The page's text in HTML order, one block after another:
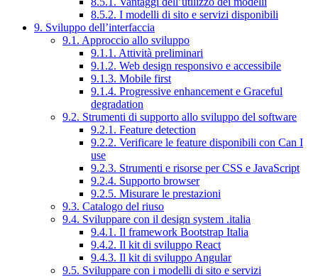
8.5.2. I modelli di sito e servizi disponibili
9. Sviluppo dell’interfaccia
9.1. Approccio allo sviluppo
9.1.1. Attività preliminari
9.1.2. Web design responsivo e accessibile
9.1.3. Mobile first
9.1.4. Progressive enhancement e Graceful
degradation
9.2. Strumenti di supporto allo sviluppo del software
9.2.1. Feature detection
9.2.2. Verificare le feature disponibili con Can I
use
9.2.3. Strumenti e risorse per CSS e JavaScript
9.2.4. Supporto browser
9.2.5. Misurare le prestazioni
9.3. Catalogo del riuso
9.4. Sviluppare con il design system .italia
9.4.1. Il framework Bootstrap Italia
9.4.2. Il kit di sviluppo React
9.4.3. Il kit di sviluppo Angular
9.5. Sviluppare con i modelli di sito e servizi